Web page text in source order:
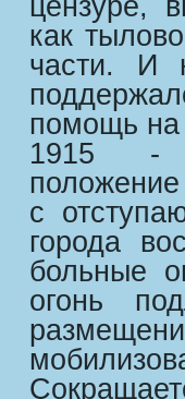
как
части. И
помощь на
1915 -
с
города
больные
огонь